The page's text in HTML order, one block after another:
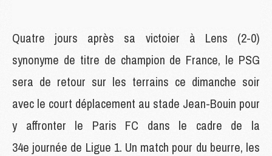
Quatre jours après sa victoier à Lens (2-0)
synonyme de titre de champion de France, le PSG
sera de retour sur les terrains ce dimanche soir
avec le court déplacement au stade Jean-Bouin pour
y affronter le Paris FC dans le cadre de la
34e journée de Ligue 1. Un match pour du beurre, les